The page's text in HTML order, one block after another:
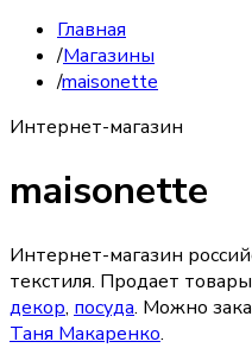
Главная
/Магазины
/maisonette
Интернет-магазин
maisonette
Интернет-магазин
текстиля. Продает
декор, посуда. Можно
Таня Макаренко.